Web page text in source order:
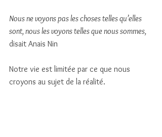
Nous ne voyons pas les choses telles qu’elles
sont, nous les voyons telles que nous sommes,
disait Anais Nin
Notre vie est limitée par ce que nous
croyons au sujet de la réalité.